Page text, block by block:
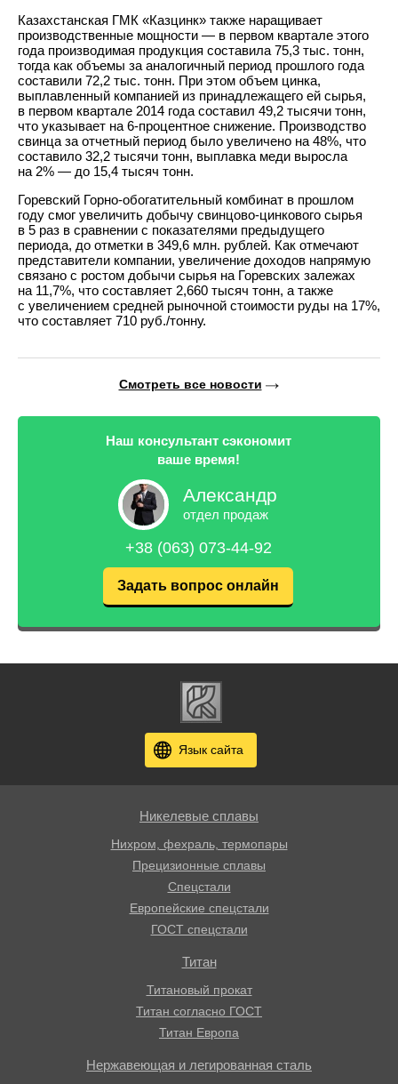
Казахстанская ГМК «Казцинк» также наращивает
производственные мощности — в первом квартале этого
года производимая продукция составила 75,3 тыс. тонн,
тогда как объемы за аналогичный период прошлого года
составили 72,2 тыс. тонн. При этом объем цинка,
выплавленный компанией из принадлежащего ей сырья,
в первом квартале 2014 года составил 49,2 тысячи тонн,
что указывает на 6-процентное снижение. Производство
свинца за отчетный период было увеличено на 48%, что
составило 32,2 тысячи тонн, выплавка меди выросла
на 2% — до 15,4 тысяч тонн.
Горевский Горно-обогатительный комбинат в прошлом
году смог увеличить добычу свинцово-цинкового сырья
в 5 раз в сравнении с показателями предыдущего
периода, до отметки в 349,6 млн. рублей. Как отмечают
представители компании, увеличение доходов напрямую
связано с ростом добычи сырья на Горевских залежах
на 11,7%, что составляет 2,660 тысяч тонн, а также
с увеличением средней рыночной стоимости руды на 17%,
что составляет 710 руб./тонну.
Смотреть все новости
Наш консультант сэкономит
ваше время!
Александр
отдел продаж
+38 (063) 073-44-92
Задать вопрос онлайн
Язык сайта
Никелевые сплавы
Нихром, фехраль, термопары
Прецизионные сплавы
Спецстали
Европейские спецстали
ГОСТ спецстали
Титан
Титановый прокат
Титан согласно ГОСТ
Титан Европа
Нержавеющая и легированная сталь